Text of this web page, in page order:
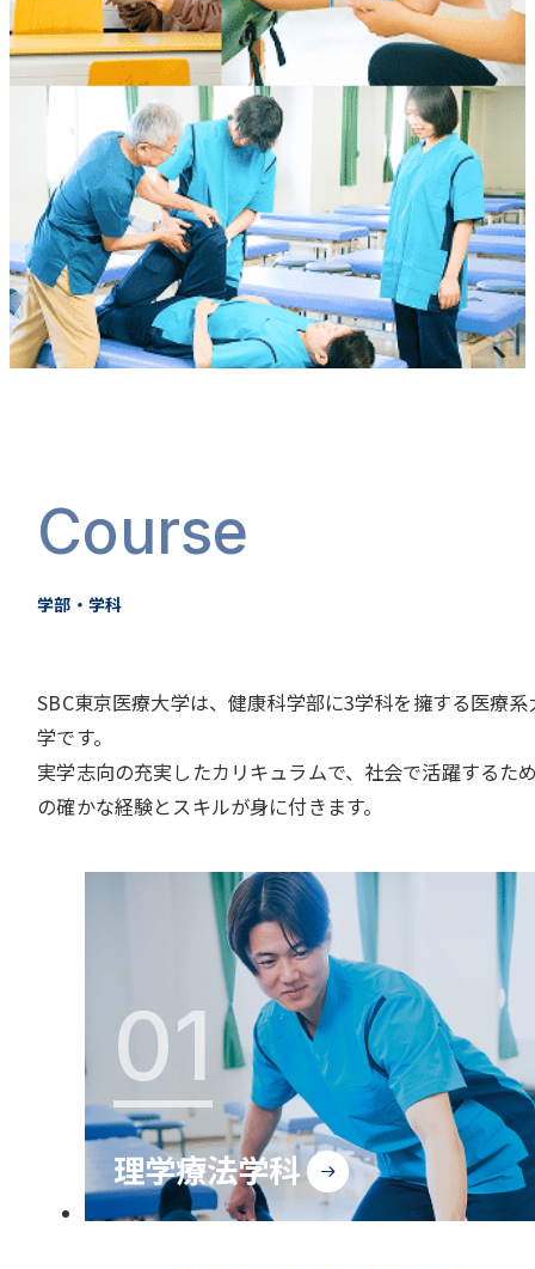
Course
学部・学科
SBC東京医療大学は、健康科学部に3学科を擁する医療系
学です。
実学志向の充実したカリキュラムで、社会で活躍するた
の確かな経験とスキルが身に付きます。
01
理学療法学科